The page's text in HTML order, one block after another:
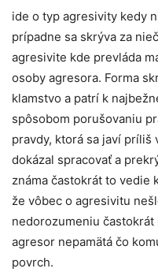
ide o typ agresivity kedy
prípadne sa skrýva za
agresivite kde prevláda
osoby agresora. Forma
klamstvo a patrí k
spôsobom porušovaniu
pravdy, ktorá sa javí príliš
dokázal spracovať a
známa častokrát to vedie
že vôbec o agresivitu
nedorozumeniu
agresor nepamätá čo
povrch.